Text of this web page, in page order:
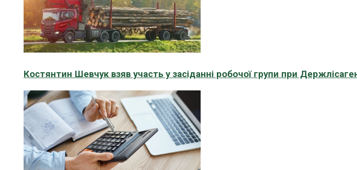
Костянтин Шевчук взяв участь у засіданні робочої групи при